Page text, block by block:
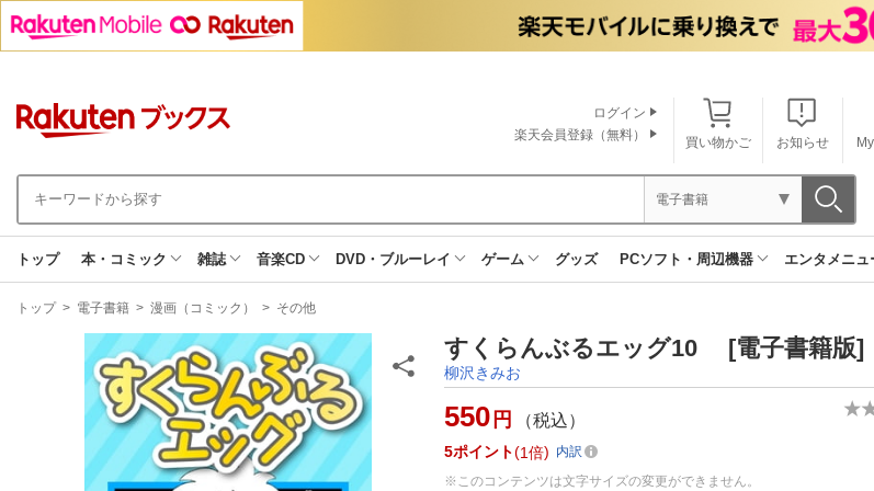
買い物かご お知らせ
ログイン
楽天会員登録（無料）
電子書籍
トップ 本・コミック 雑誌 音楽CD DVD・ブルーレイ ゲーム グッズ PCソフト・周辺機器 エンタメニュ
現
トップ > 電子書籍 > 漫画（コミック） > その他
すくらんぶるエッグ10 [電子書籍版]
柳沢きみお
550 円 （税込）
5ポイント 1倍
内訳
※このコンテンツは文字サイズの変更ができません。